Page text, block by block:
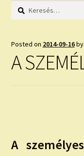
HOLDNAPTÁR
NAPI ASZTROLÓGIA
ÍRJ NEKEM!
Keresés:
Posted on 2014-09-16by
A
A